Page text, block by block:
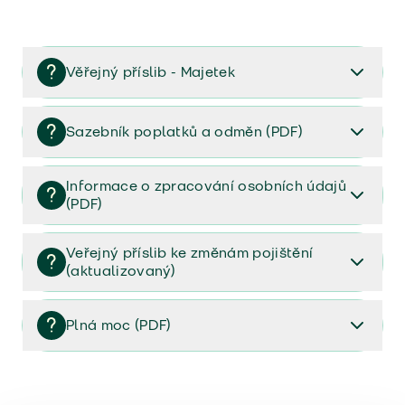
Věřejný příslib - Majetek
Věřejný příslib majetek 2023
Sazebník poplatků a odměn (PDF)
Sazebník poplatků a odměn (PDF)
Informace o zpracování osobních údajů
(PDF)
Informace o zpracování osobních údajů (PDF)
Veřejný příslib ke změnám pojištění
(aktualizovaný)
Veřejný příslib ke změnám pojištění (aktualizovaný)
Plná moc (PDF)